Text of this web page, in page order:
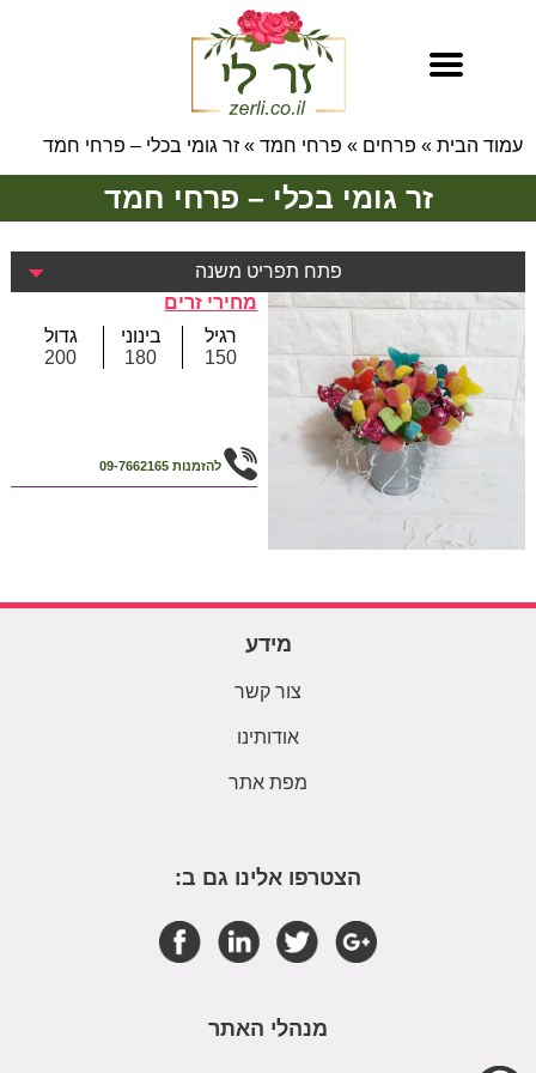
עמוד הבית » פרחים » פרחי חמד » זר גומי בכלי – פרחי חמד
זר גומי בכלי – פרחי חמד
פתח תפריט משנה
מחירי זרים
רגיל
150
בינוני
180
גדול
200
להזמנות 09-7662165
מידע
צור קשר
אודותינו
מפת אתר
הצטרפו אלינו גם ב:
מנהלי האתר